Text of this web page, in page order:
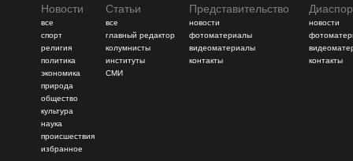
Новости
все
спорт
религия
политика
экономика
природа
общество
культура
наука
происшествия
избранное
Статьи
все
главный редактор
колумнисты
институты
СМИ
Представительство
новости
фотоматериалы
видеоматериалы
контакты
новости
контакты